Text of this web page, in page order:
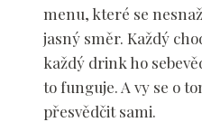
menu, které se
jasný směr. Každý
každý drink ho
to funguje. A vy se o
přesvědčit sami.